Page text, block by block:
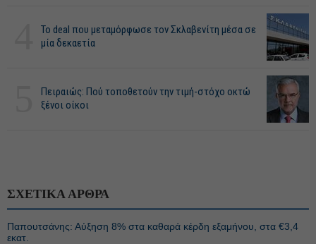
Το deal που μεταμόρφωσε τον Σκλαβενίτη μέσα σε
μία δεκαετία
Πειραιώς: Πού τοποθετούν την τιμή-στόχο οκτώ
ξένοι οίκοι
ΣΧΕΤΙΚΑ ΑΡΘΡΑ
Παπουτσάνης: Αύξηση 8% στα καθαρά κέρδη εξαμήνου, στα €3,4
εκατ.